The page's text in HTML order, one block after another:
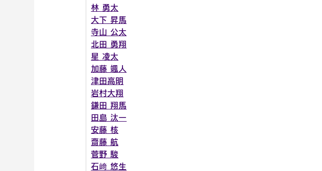
林 勇太
大下 昇馬
寺山 公太
北田 勇翔
星 凌太
加藤 颯人
津田高明
岩村大翔
鎌田 翔馬
田島 汰一
安藤 核
齋藤 航
菅野 駿
石﨑 悠生